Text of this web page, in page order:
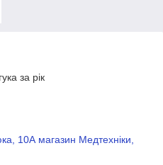
за рік
10А магазин Медтехніки,